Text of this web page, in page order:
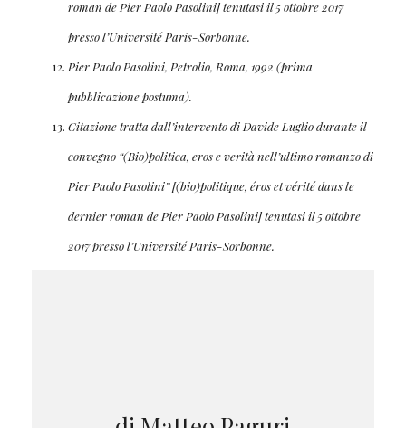
roman de Pier Paolo Pasolini] tenutasi il 5 ottobre 2017
presso l’Université Paris-Sorbonne.
Pier Paolo Pasolini, Petrolio, Roma, 1992 (prima
pubblicazione postuma).
Citazione tratta dall’intervento di Davide Luglio durante il
convegno “(Bio)politica, eros e verità nell’ultimo romanzo di
Pier Paolo Pasolini” [(bio)politique, éros et vérité dans le
dernier roman de Pier Paolo Pasolini] tenutasi il 5 ottobre
2017 presso l’Université Paris-Sorbonne.